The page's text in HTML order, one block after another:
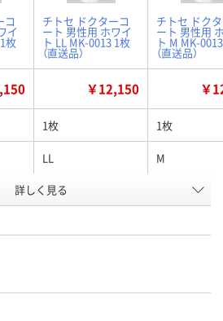
コ
イ
枚
チトセ ドクターコ
ート 男性用 ホワイ
ト LL MK-0013 1枚
（直送品）
チトセ ドク
ート 男性用
ト M MK-
（直送品）
￥12,150 ￥
1枚 1枚
LL M
WEE5951 WEE5952
詳しく見る